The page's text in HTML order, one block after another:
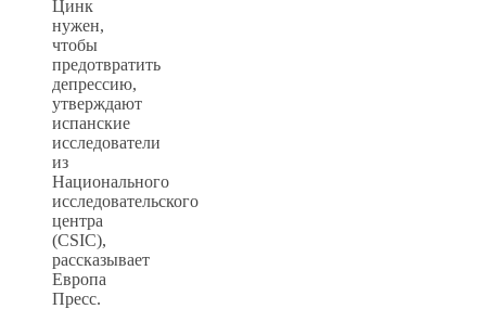
Цинк
нужен,
чтобы
предотвратить
депрессию,
утверждают
испанские
исследователи
из
Национального
исследовательского
центра
(CSIC),
рассказывает
Европа
Пресс.